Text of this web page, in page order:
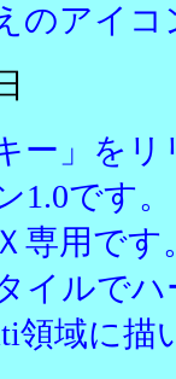
のアイ
ー」を
1.0です。
専用です
イルで
領域に描